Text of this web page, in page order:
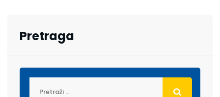
Pretraga